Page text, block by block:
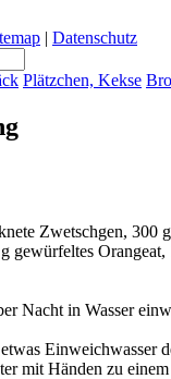
| Datenschutz
Plätzchen, Kekse
Zwetschgen, 300
gewürfeltes
Nacht in Wasser
Einweichwasser
mit Händen zu